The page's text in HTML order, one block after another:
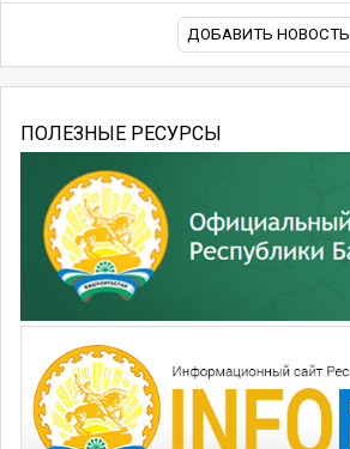
ДОБАВИТЬ НОВОСТЬ
ПОЛЕЗНЫЕ РЕСУРСЫ